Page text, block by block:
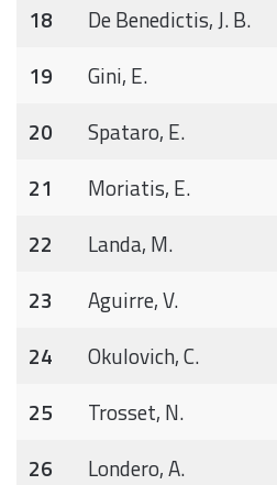
18
De Benedictis, J. B.
19
Gini, E.
20
Spataro, E.
21
Moriatis, E.
22
Landa, M.
23
Aguirre, V.
24
Okulovich, C.
25
Trosset, N.
26
Londero, A.